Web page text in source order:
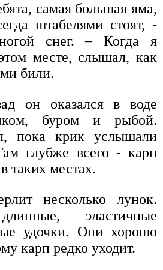
самая большая яма,
штабелями стоят, -
ногой снег. – Когда я
месте, слышал, как
били.
он оказался в воде
буром и рыбой.
пока крик услышали
глубже всего - карп
таких местах.
несколько лунок.
эластичные
удочки. Они хорошо
карп редко уходит.